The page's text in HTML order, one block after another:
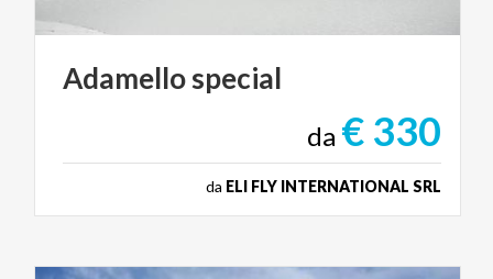
Adamellospecial
da € 330
da ELI FLY INTERNATIONAL SRL